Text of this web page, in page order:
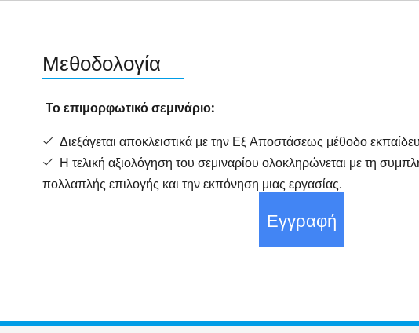
Μεθοδολογία
Το επιμορφωτικό σεμινάριο:
Διεξάγεται αποκλειστικά με την Εξ Αποστάσεως μέθοδο
Η τελική αξιολόγηση του σεμιναρίου ολοκληρώνεται με τη
πολλαπλής επιλογής και την εκπόνηση μιας εργασίας.
Εγγραφή